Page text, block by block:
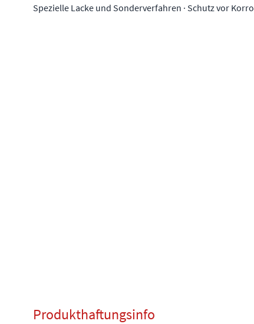
Spezielle Lacke und Sonderverfahren · Schutz vor
Produkthaftungsinfo